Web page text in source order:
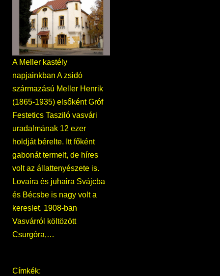
A Meller kastély
napjainkban A zsidó
származású Meller Henrik
(1865-1935) elsőként Gróf
Festetics Tasziló vasvári
uradalmának 12 ezer
holdját bérelte. Itt főként
gabonát termelt, de híres
volt az állattenyészete is.
Lovaira és juhaira Svájcba
és Bécsbe is nagy volt a
kereslet. 1908-ban
Vasvárról költözött
Csurgóra,…
Címkék: